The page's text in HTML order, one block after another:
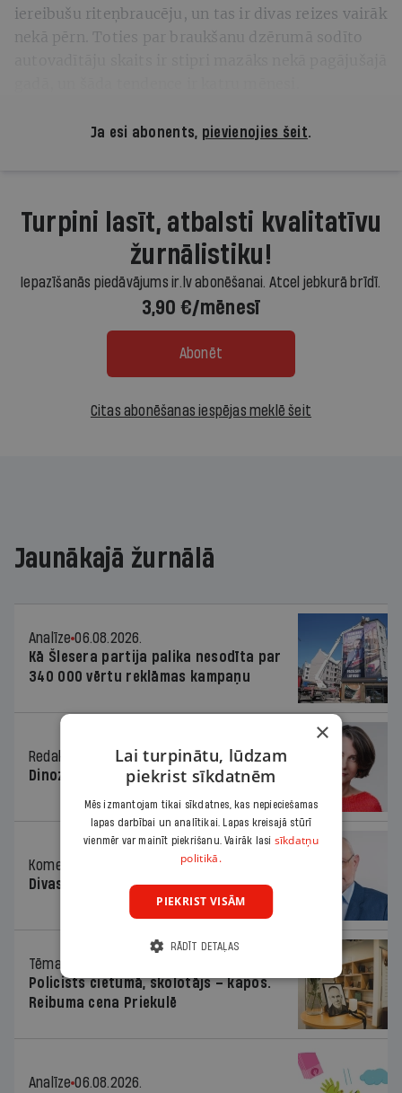
iereibušu riteņbraucēju, un tas ir divas reizes vairāk
nekā pērn. Toties par braukšanu dzērumā sodīto
Ja esi abonents, pievienojies šeit.
Turpini lasīt, atbalsti kvalitatīvu
žurnālistiku!
Iepazīšanās piedāvājums ir.lv abonēšanai. Atcel jebkurā brīdī.
3,90 €/mēnesī
Abonēt
Citas abonēšanas iespējas meklē šeit
Jaunākajā žurnālā
Analīze 06.08.2026.
Kā Šlesera partija palika nesodīta par
340 000 vērtu reklāmas kampaņu
Redaktores sleja 06.08.2026.
Dinozaura triks
Komentārs
Divas koalīcijas
Tēma
Policists cietumā, skolotājs – kapos.
Reibuma cena Priekulē
Analīze 06.08.2026.
×
Lai turpinātu, lūdzam
piekrist sīkdatnēm
Mēs izmantojam tikai sīkdatnes, kas nepieciešamas
lapas darbībai un analītikai. Lapas kreisajā stūrī
vienmēr var mainīt piekrišanu. Vairāk lasi sīkdatņu
politikā.
PIEKRIST VISĀM
RĀDĪT DETAĻAS